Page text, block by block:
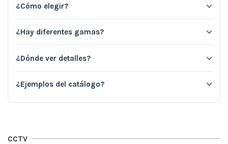
¿Cómo elegir?
¿Hay diferentes gamas?
¿Dónde ver detalles?
¿Ejemplos del catálogo?
CCTV